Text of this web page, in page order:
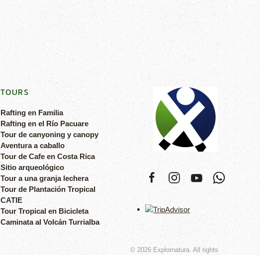
TOURS
Rafting en Familia
Rafting en el Río Pacuare
Tour de canyoning y canopy
Aventura a caballo
Tour de Cafe en Costa Rica
Sitio arqueológico
Tour a una granja lechera
Tour de Plantación Tropical
CATIE
Tour Tropical en Bicicleta
Caminata al Volcán Turrialba
©2026 Explornatura. All rights